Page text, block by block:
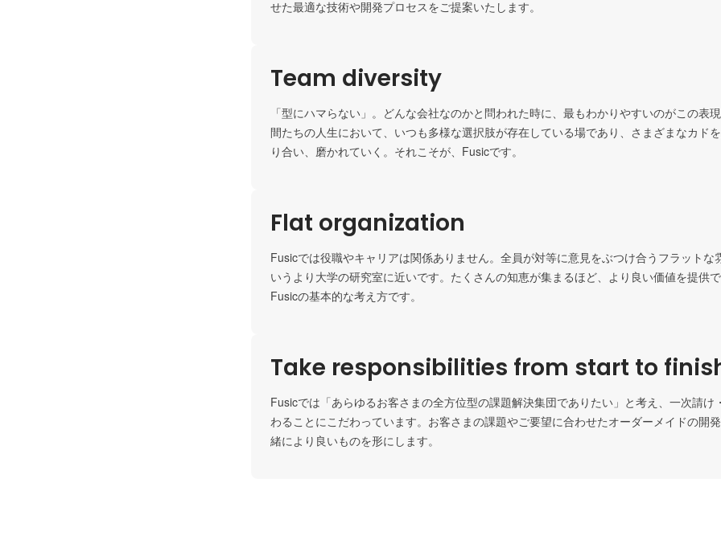
せた最適な技術や開発プロセスをご提案いたします。
Team diversity
「型にハマらない」。どんな会社なのかと問われた時に、最もわかりやすいのがこの表
間たちの人生において、いつも多様な選択肢が存在している場であり、さまざまなカド
り合い、磨かれていく。それこそが、Fusicです。
Flat organization
Fusicでは役職やキャリアは関係ありません。全員が対等に意見をぶつけ合うフラットな
いうより大学の研究室に近いです。たくさんの知恵が集まるほど、より良い価値を提供
Fusicの基本的な考え方です。
Take responsibilities from start to
Fusicでは「あらゆるお客さまの全方位型の課題解決集団でありたい」と考え、一次請け
わることにこだわっています。お客さまの課題やご要望に合わせたオーダーメイドの開
緒により良いものを形にします。